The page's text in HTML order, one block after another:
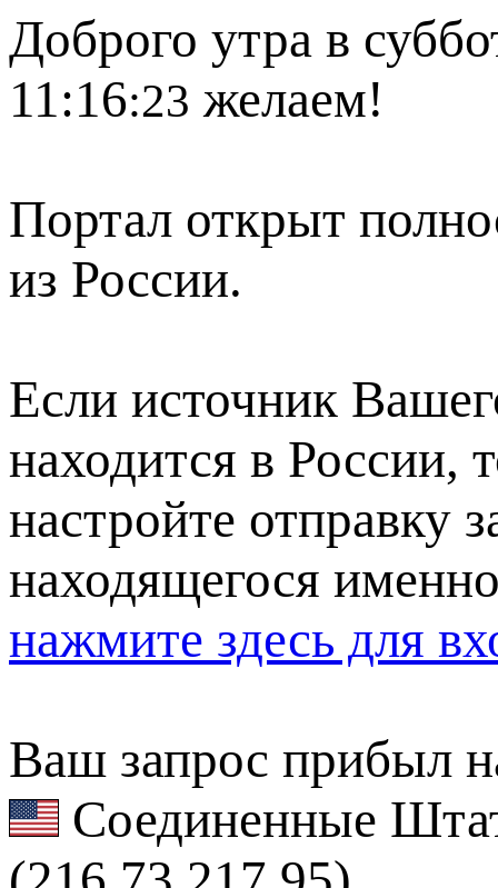
Доброго утра в
11:16:23 желаем!
Портал открыт
из России.
Если источник
находится в России,
настройте отправку
находящегося
нажмите здесь для
Ваш запрос прибыл
Соединенные